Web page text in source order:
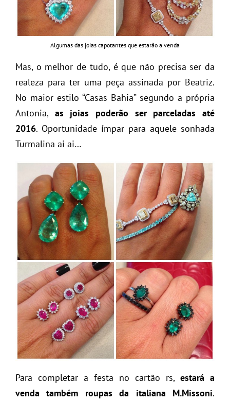
Algumas das joias capotantes que estarão a venda
Mas, o melhor de tudo, é que não precisa ser da
realeza para ter uma peça assinada por Beatriz.
No maior estilo “Casas Bahia” segundo a própria
Antonia, as joias poderão ser parceladas até
2016. Oportunidade ímpar para aquele sonhada
Turmalina ai ai…
Para completar a festa no cartão rs, estará a
venda também roupas da italiana M.Missoni.